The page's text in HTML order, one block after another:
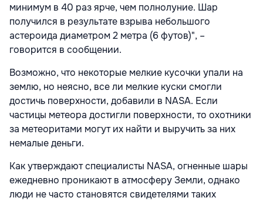
минимум в 40 раз ярче, чем полнолуние. Шар
получился в результате взрыва небольшого
астероида диаметром 2 метра (6 футов)", –
говорится в сообщении.
Возможно, что некоторые мелкие кусочки упали на
землю, но неясно, все ли мелкие куски смогли
достичь поверхности, добавили в NASA. Если
частицы метеора достигли поверхности, то охотники
за метеоритами могут их найти и выручить за них
немалые деньги.
Как утверждают специалисты NASA, огненные шары
ежедневно проникают в атмосферу Земли, однако
люди не часто становятся свидетелями таких